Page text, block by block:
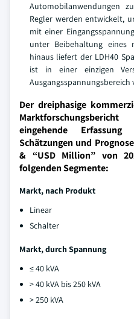
Automobilanwendungen
Regler werden entwickelt,
mit einer
unter Beibehaltung eines
hinaus liefert der LDH40
ist in einer einzigen
Ausgangsspannungsbereich
Der dreiphasige
eingehende
Schätzungen und
& “USD Million” von
folgenden Segmente:
Markt, nach Produkt
Linear
Schalter
Markt, durch Spannung
≤ 40 kVA
> 40 kVA bis 250 kVA
> 250 kVA